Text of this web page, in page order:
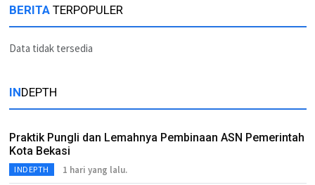
BERITA TERPOPULER
Data tidak tersedia
INDEPTH
Praktik Pungli dan Lemahnya Pembinaan ASN Pemerintah
Kota Bekasi
INDEPTH 1 hari yang lalu.